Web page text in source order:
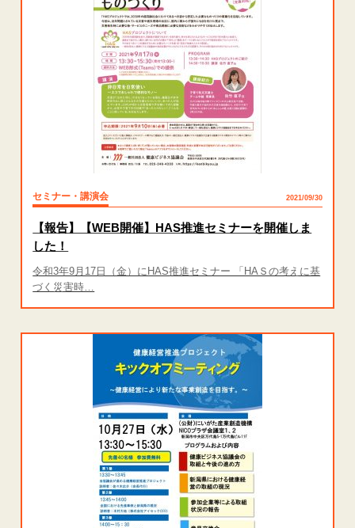
セミナー・講演会 2021/09/30
【報告】【WEB開催】HAS推進セミナーを開催しま
した！
令和3年9月17日（金）にHAS推進セミナー 「HAＳの考えに基
づく災害時…